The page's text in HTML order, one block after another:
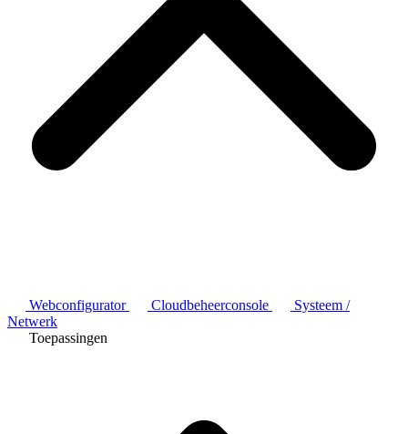
Webconfigurator Cloudbeheerconsole
Systeem /
Netwerk
Toepassingen